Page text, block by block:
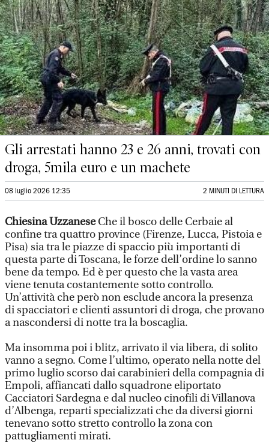
Gli arrestati hanno 23 e 26 anni, trovati con
droga, 5mila euro e un machete
08 luglio 2026 12:35 2 MINUTI DI LETTURA
Chiesina UzzaneseChe il bosco delle Cerbaie al
confine tra quattro province (Firenze, Lucca, Pistoia e
Pisa) sia tra le piazze di spaccio più importanti di
questa parte di Toscana, le forze dell’ordine lo sanno
bene da tempo. Ed è per questo che la vasta area
viene tenuta costantemente sotto controllo.
Un’attività che però non esclude ancora la presenza
di spacciatori e clienti assuntori di droga, che provano
a nascondersi di notte tra la boscaglia.
Ma insomma poi i blitz, arrivato il via libera, di solito
vanno a segno. Come l’ultimo, operato nella notte del
primo luglio scorso dai carabinieri della compagnia di
Empoli, affiancati dallo squadrone eliportato
Cacciatori Sardegna e dal nucleo cinofili di Villanova
d’Albenga, reparti specializzati che da diversi giorni
tenevano sotto stretto controllo la zona con
pattugliamenti mirati.